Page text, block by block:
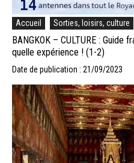
Accueil Sorties, loisirs, culture
BANGKOK – CULTURE : Guide
quelle expérience ! (1-2)
Date de publication : 21/09/2023